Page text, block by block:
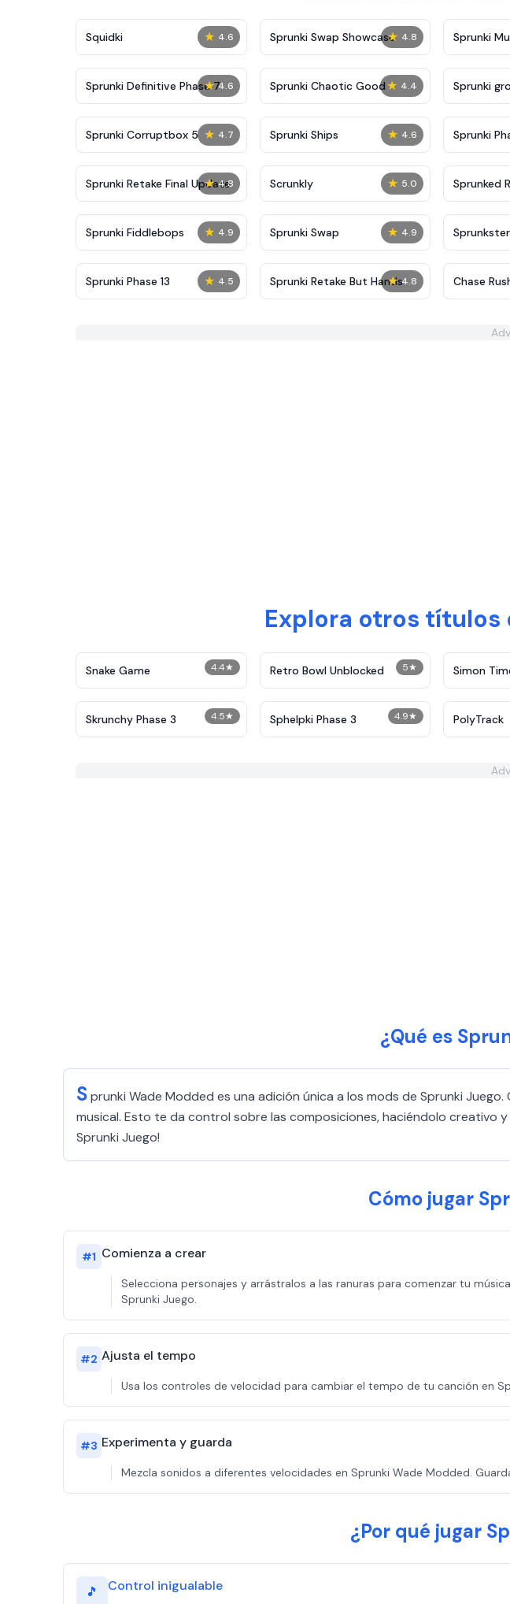
★ 4.6
Squidki ★ 4.8
Sprunki Swap Showcase Sprunki
★ 4.6
Sprunki Definitive Phase 7 ★ 4.4
Sprunki Chaotic Good Sprunki
★ 4.7
Sprunki Corruptbox 5 ★ 4.6
Sprunki Ships Sprunki
★ 4.8
Sprunki Retake Final Update ★ 5.0
Scrunkly Sprunked
★ 4.9
Sprunki Fiddlebops ★ 4.9
Sprunki Swap
★ 4.5
Sprunki Phase 13 ★ 4.8
Sprunki Retake But Hands Chase
Explora otros títulos
4.4★
Snake Game 5★
Retro Bowl Unblocked Simon
4.5★
Skrunchy Phase 3 4.9★
Sphelpki Phase 3 PolyTrack
¿Qué es
Sprunki Wade Modded es una adición única a los mods de Sprunki
musical. Esto te da control sobre las composiciones, haciéndolo creativo
Sprunki Juego!
Cómo jugar
#1 Comienza a crear
Selecciona personajes y arrástralos a las ranuras para comenzar tu
Sprunki Juego.
#2 Ajusta el tempo
Usa los controles de velocidad para cambiar el tempo de tu canción en
#3 Experimenta y guarda
Mezcla sonidos a diferentes velocidades en Sprunki Wade Modded.
¿Por qué jugar
🎵 Control inigualable